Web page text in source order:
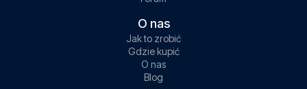
O nas
Jak to zrobić
Gdzie kupić
O nas
Blog